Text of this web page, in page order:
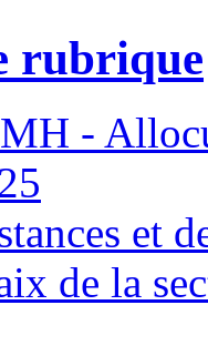
rubrique
-
et
de la